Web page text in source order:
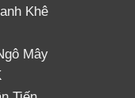
hai bình cổ rộng
Khê
Mây